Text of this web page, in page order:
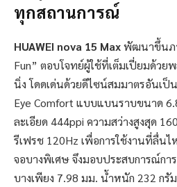
ทุกสถานการณ์
HUAWEI nova 15 Maxพัฒนาขึ้นภ
Fun” ตอบโจทย์ผู้ใช้ที่เต็มเปี่ยมด้วย
นิ่ง โดดเด่นด้วยดีไซน์สมมาตรอันเป็
Eye Comfort แบบแบนราบขนาด
ละเอียด 444ppi ความสว่างสูงสุด
รีเฟรช 120Hz เพื่อการใช้งานที่ลื่น
จอบางพิเศษ จึงมอบประสบการณ์กา
บางเพียง 7.98 มม. น้ำหนัก 232 ก